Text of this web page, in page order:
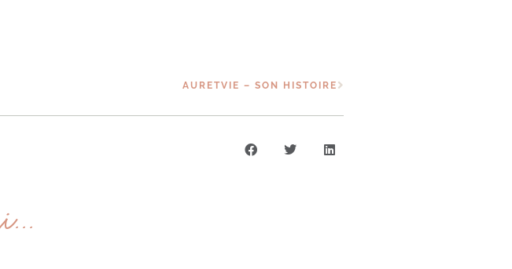
AURETVIE – SON HISTOIRE